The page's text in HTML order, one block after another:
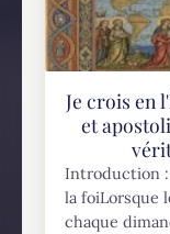
Je crois en
et
Introduction :
la foiLorsque
chaque